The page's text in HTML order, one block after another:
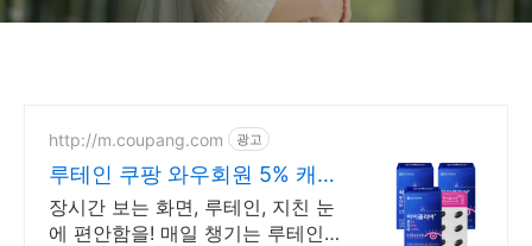
http://m.coupang.com 광고
루테인 쿠팡 와우회원 5% 캐시
혜택
장시간 보는 화면, 루테인, 지친 눈
에 편안함을! 매일 챙기는 루테인,